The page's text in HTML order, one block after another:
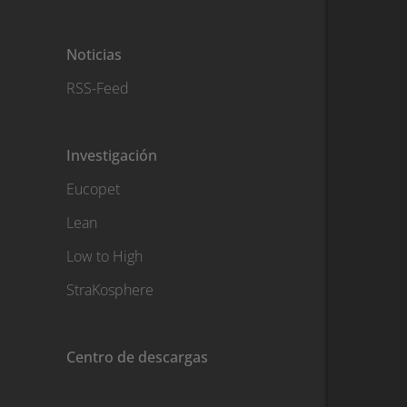
Noticias
RSS-Feed
Investigación
Eucopet
Lean
Low to High
StraKosphere
Centro de descargas